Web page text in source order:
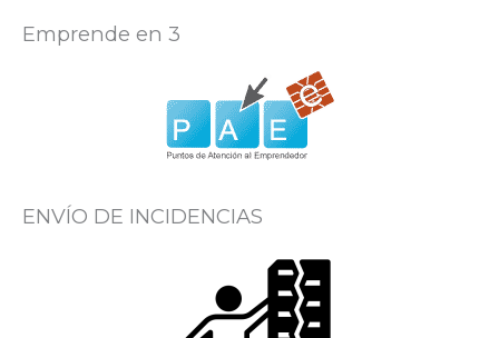
Emprende en 3
ENVÍO DE INCIDENCIAS